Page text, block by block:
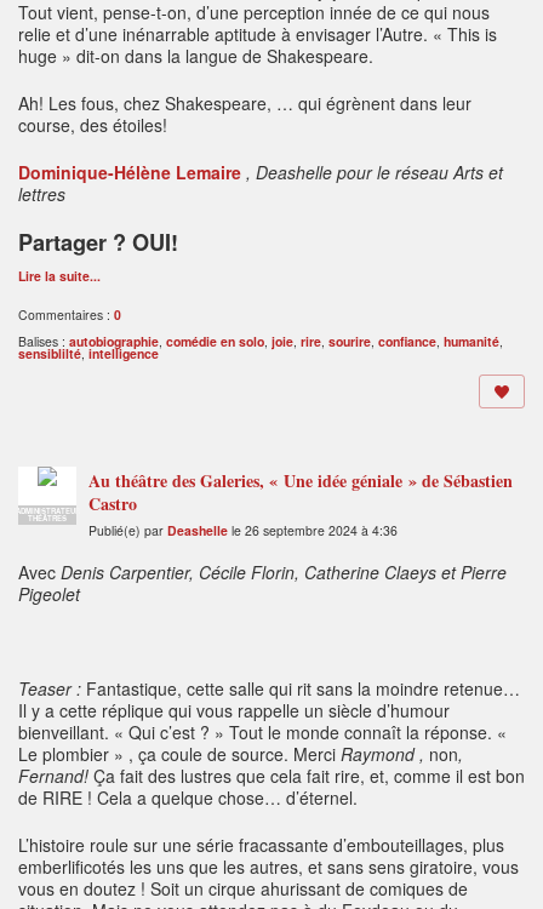
Tout vient, pense-t-on, d’une perception innée de ce qui nous
relie et d’une inénarrable aptitude à envisager l’Autre. « This is
huge » dit-on dans la langue de Shakespeare.
Ah! Les fous, chez Shakespeare, … qui égrènent dans leur
course, des étoiles!
Dominique-Hélène Lemaire , Deashelle pour le réseau Arts et
lettres
Partager ? OUI!
Lire la suite...
Commentaires : 0
Balises : autobiographie comédie en solo joie rire sourire confiance humanité
sensiblilté,intelligence
ADMINISTRATEUR
THÉÂTRES
Au théâtre des Galeries, « Une idée géniale » de Sébastien
Castro
Publié(e) par Deashelle le 26 septembre 2024 à 4:36
Avec Denis Carpentier, Cécile Florin, Catherine Claeys et Pierre
Pigeolet
Teaser : Fantastique, cette salle qui rit sans la moindre retenue…
Il y a cette réplique qui vous rappelle un siècle d’humour
bienveillant. « Qui c’est ? » Tout le monde connaît la réponse. «
Le plombier » , ça coule de source. Merci Raymond , non,
Fernand! Ça fait des lustres que cela fait rire, et, comme il est bon
de RIRE ! Cela a quelque chose… d’éternel.
L’histoire roule sur une série fracassante d’embouteillages, plus
emberlificotés les uns que les autres, et sans sens giratoire, vous
vous en doutez ! Soit un cirque ahurissant de comiques de